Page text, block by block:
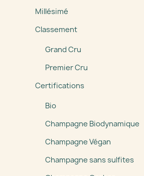
Millésimé
Classement
Grand Cru
Premier Cru
Certifications
Bio
Champagne Biodynamique
Champagne Végan
Champagne sans sulfites